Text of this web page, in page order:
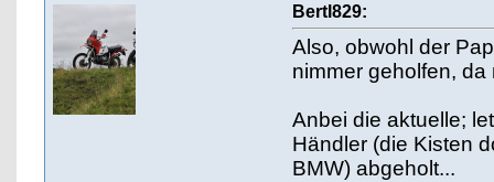
Bertl829:
Also, obwohl der
nimmer geholfen,
Anbei die aktuelle;
Händler (die Kisten
BMW) abgeholt...